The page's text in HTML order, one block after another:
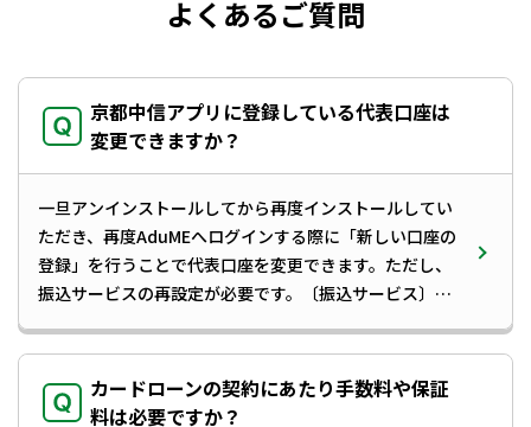
「窓口円貨両替手数料」の改定について
プライバシー・ポリシー[個人情報等保護方針]の改訂
について
「当座預金」新規口座開設の取扱終了について
手形・小切手発行手数料の改定について
【重要】VALUXサービスのシステムメンテナンスに伴
うサービス停止のお知らせ
中信投信インターネットサービスにおける【「電子交
付サービス」取扱規定】の改訂について
「しんきん電子マネーチャージサービス」取扱終了の
よくあるご質問
京都中信アプリに登録している代表口座は
変更できますか？
一旦アンインストールしてから再度インストールしてい
ただき、再度AduMEへログインする際に「新しい口座の
登録」を行うことで代表口座を変更できます。ただし、
振込サービスの再設定が必要です。〔振込サービス〕セ
があります。
ビス設定」をタップして、再度お申込みを行ってくださ
い。・振込限度額変更振込限度額は引き継がれず、初期
設定額
10万円となります。振込限度額を
11万円～50万円
カードローンの契約にあたり手数料や保証
料は必要ですか？